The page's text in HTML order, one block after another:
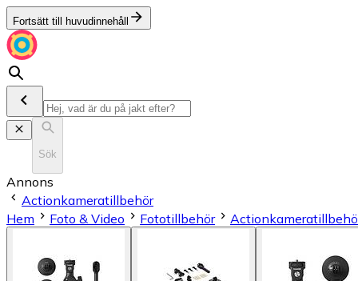
Fortsätt till huvudinnehåll
Sök
Annons
Actionkameratillbehör
Hem
Foto & Video Fototillbehör